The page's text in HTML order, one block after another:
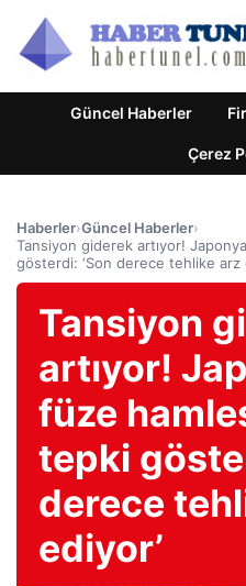
Güncel Haberler
Çerez
Haberler›Güncel Haberler›
Tansiyon giderek artıyor!
gösterdi: ‘Son derece tehlike arz
Tansiyon
artıyor!
füze
tepki
derece
ediyor’